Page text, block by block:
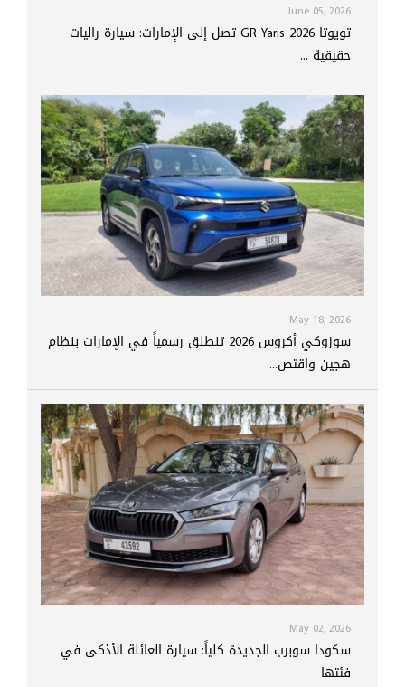
June 05, 2026
تويوتا GR Yaris 2026 تصل إلى الإمارات: سيارة راليات
حقيقية ...
May 18, 2026
سوزوكي أكروس 2026 تنطلق رسمياً في الإمارات بنظام
هجين واقتص...
May 02, 2026
سكودا سوبرب الجديدة كلياً: سيارة العائلة الأذكى في
فئتها